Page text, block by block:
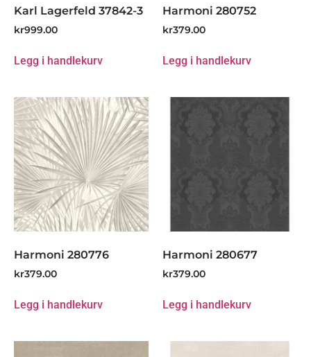
Karl Lagerfeld 37842-3
kr999.00
Legg i handlekurv
Harmoni 280752
kr379.00
Legg i handlekurv
Harmoni 280776
kr379.00
Legg i handlekurv
Harmoni 280677
kr379.00
Legg i handlekurv